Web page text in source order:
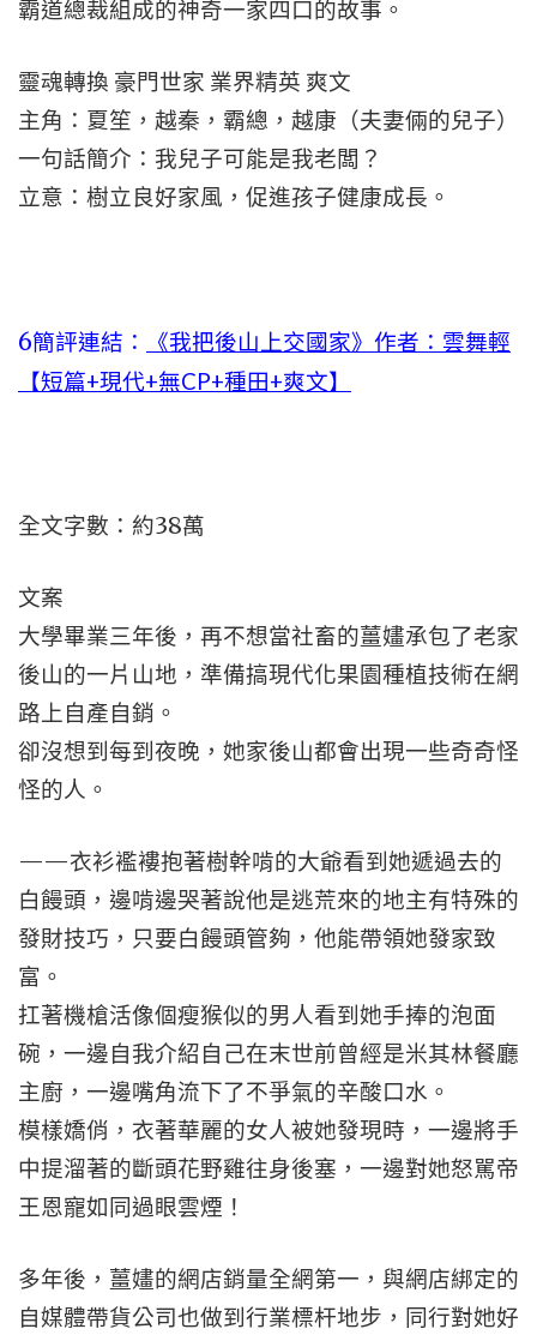
霸道總裁組成的神奇一家四口的故事。
靈魂轉換 豪門世家 業界精英 爽文
主角：夏笙，越秦，霸總，越康（夫妻倆的兒子）
一句話簡介：我兒子可能是我老闆？
立意：樹立良好家風，促進孩子健康成長。
6簡評連結：
《我把後山上交國家》作者：雲舞輕
【短篇+現代+無CP+種田+爽文】
全文字數：約38萬
文案
大學畢業三年後，再不想當社畜的薑嫿承包了老家
後山的一片山地，準備搞現代化果園種植技術在網
路上自產自銷。
卻沒想到每到夜晚，她家後山都會出現一些奇奇怪
怪的人。
——衣衫襤褸抱著樹幹啃的大爺看到她遞過去的
白饅頭，邊啃邊哭著說他是逃荒來的地主有特殊的
發財技巧，只要白饅頭管夠，他能帶領她發家致
富。
扛著機槍活像個瘦猴似的男人看到她手捧的泡面
碗，一邊自我介紹自己在末世前曾經是米其林餐廳
主廚，一邊嘴角流下了不爭氣的辛酸口水。
模樣嬌俏，衣著華麗的女人被她發現時，一邊將手
中提溜著的斷頭花野雞往身後塞，一邊對她怒駡帝
王恩寵如同過眼雲煙！
多年後，薑嫿的網店銷量全網第一，與網店綁定的
自媒體帶貨公司也做到行業標杆地步，同行對她好